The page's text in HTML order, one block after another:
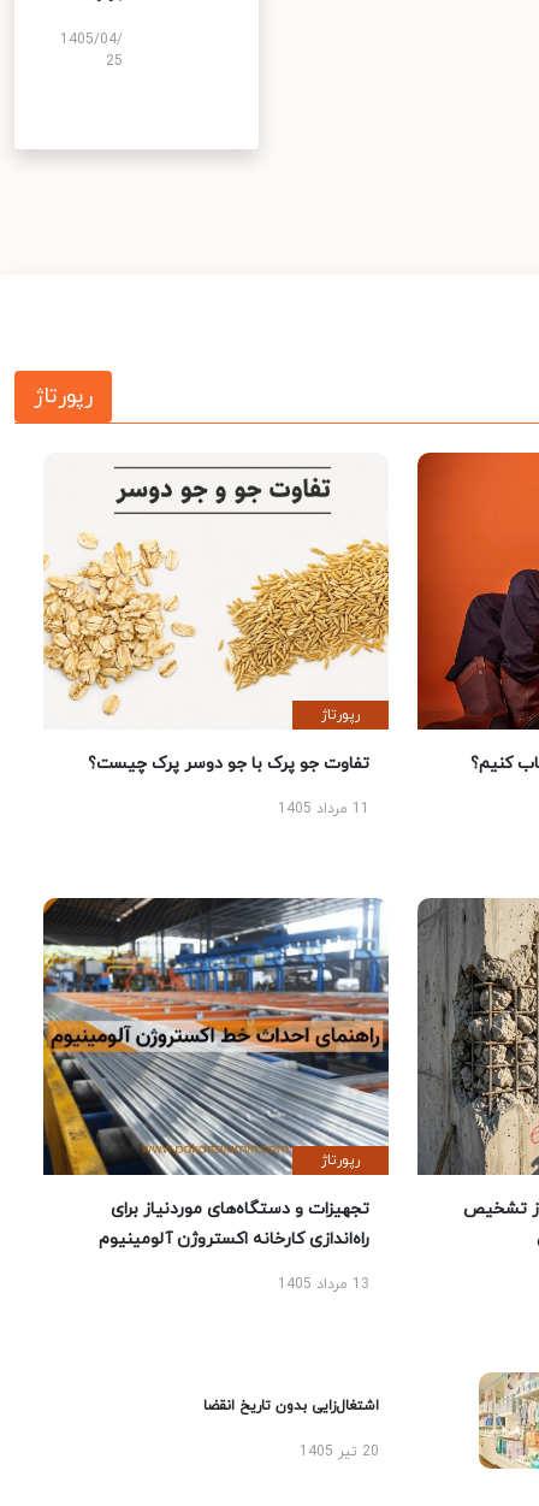
1405/04/
25
رپورتاژ
کنیم؟
رپورتاژ
تفاوت جو پرک با جو دوسر پرک چیست؟
تشخیص
رپورتاژ
تجهیزات و دستگاه‌های موردنیاز برای
راه‌اندازی کارخانه اکستروژن آلومینیوم
13 مرداد 1405
اشتغال‌زایی بدون تاریخ انقضا
20 تیر 1405